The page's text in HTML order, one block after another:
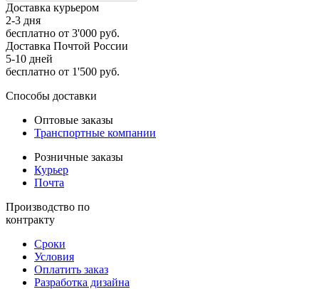
Доставка курьером
2-3 дня
бесплатно от 3'000 руб.
Доставка Почтой России
5-10 дней
бесплатно от 1'500 руб.
Способы доставки
Оптовые заказы
Транспортные компании
Розничные заказы
Курьер
Почта
Производство по
контракту
Сроки
Условия
Оплатить заказ
Разработка дизайна